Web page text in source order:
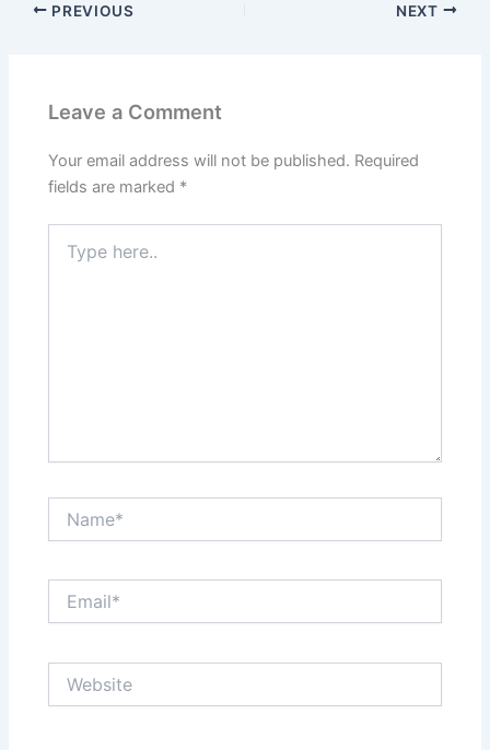
PREVIOUS NEXT
Leave a Comment
Your email address will not be published. Required
fields are marked *
here..